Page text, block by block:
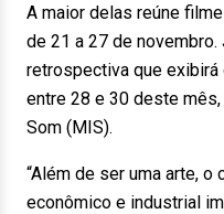
A maior delas reúne
de 21 a 27 de
retrospectiva que
entre 28 e 30 deste
Som (MIS).
“Além de ser uma arte,
econômico e industrial